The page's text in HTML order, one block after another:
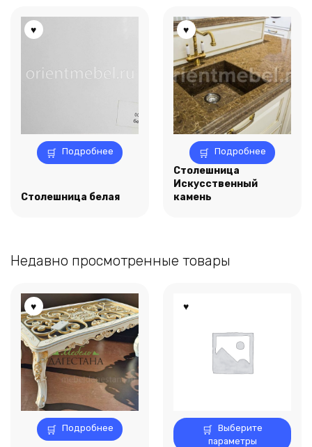
Подробнее
Столешница белая
Подробнее
Столешница
Искусственный
камень
Недавно просмотренные товары
Подробнее
Выберите
параметры
Этот
товар